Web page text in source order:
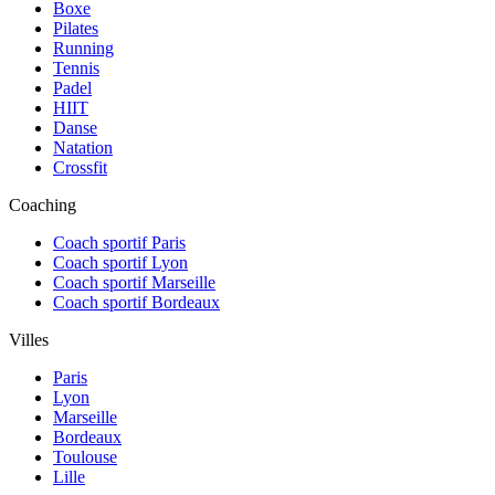
Boxe
Pilates
Running
Tennis
Padel
HIIT
Danse
Natation
Crossfit
Coaching
Coach sportif Paris
Coach sportif Lyon
Coach sportif Marseille
Coach sportif Bordeaux
Villes
Paris
Lyon
Marseille
Bordeaux
Toulouse
Lille